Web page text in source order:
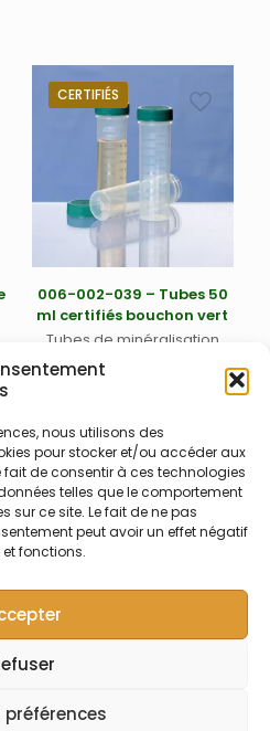
nous utilisons des
pour stocker et/ou accéder aux
de consentir à ces technologies
telles que le comportement
sur ce site. Le fait de ne pas
peut avoir un effet négatif
fonctions.
préférences
protectrice – livré avec
certificat d’analyse (6 x 25)
CERTIFIÉS
006-002-039 – Tubes 50
ml certifiés bouchon vert
Tubes de minéralisation
UltimateCup™ 50 ml (max.
68 ml) en PP avec
opercule mousse en PES
(/500)
2 3